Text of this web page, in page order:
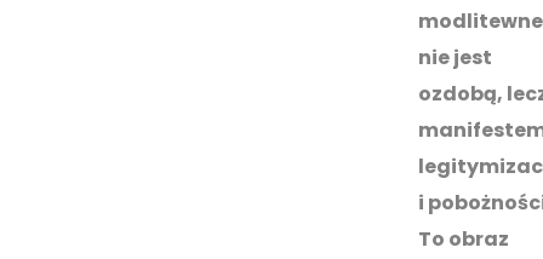
nie jest
ozdobą,
i
To obraz